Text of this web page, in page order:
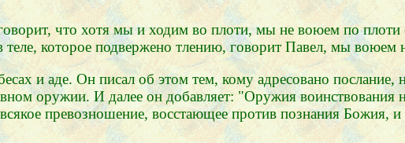
что хотя мы и ходим во плоти, мы не воюем по
которое подвержено тлению, говорит Павел, мы воюем
и аде. Он писал об этом тем, кому адресовано
оружии. И далее он добавляет: "Оружия воинствования
превозношение, восстающее против познания Божия,